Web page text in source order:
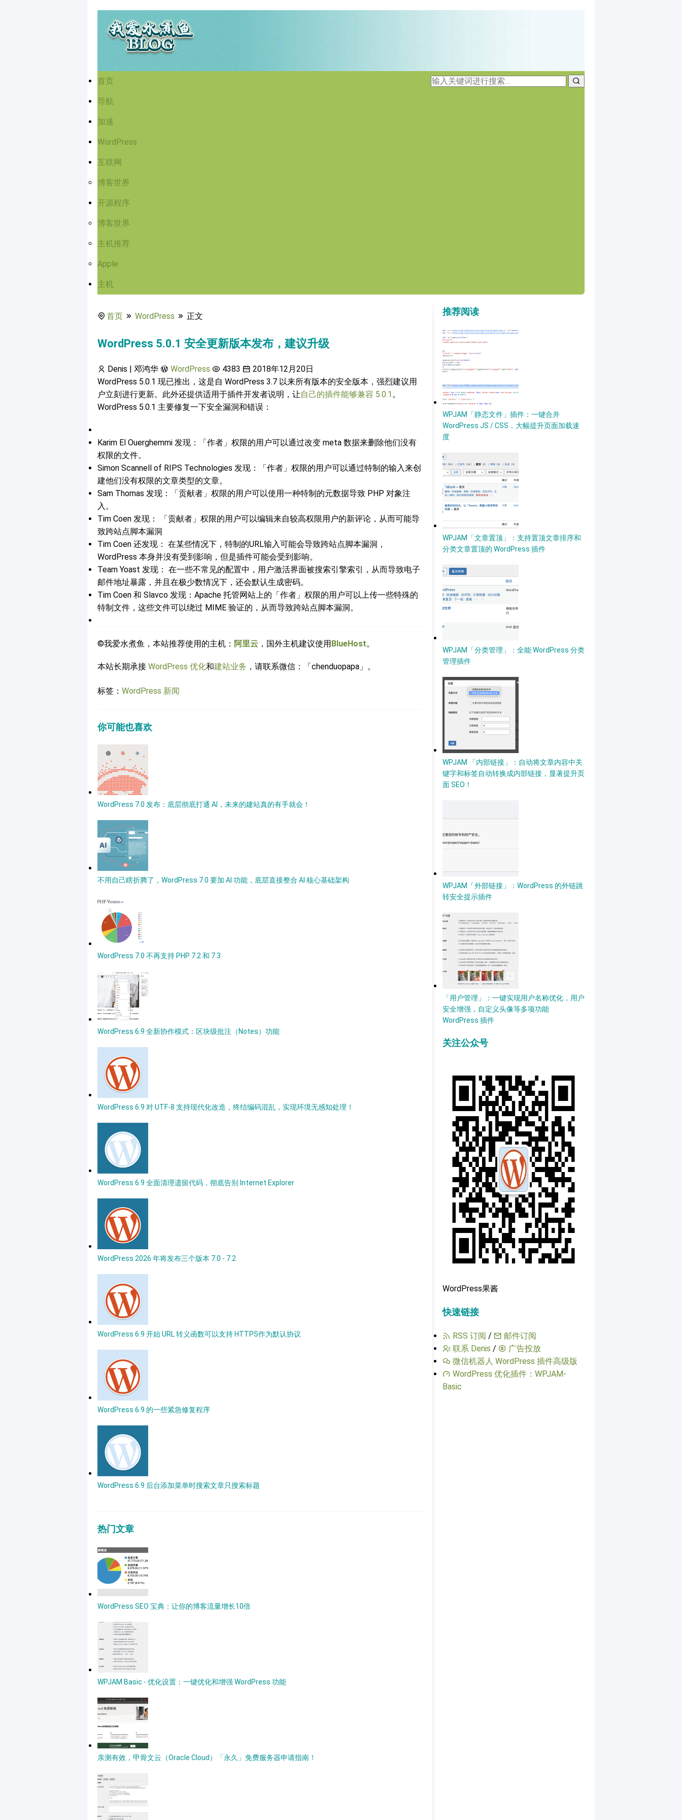
首页
导航
加速
WordPress
互联网
博客世界
开源程序
博客世界
主机推荐
Apple
主机
首页 WordPress 正文
WordPress 5.0.1 安全更新版本发布，建议升级
Denis | 邓鸿华 WordPress 4383
2018年12月20日
WordPress 5.0.1 现已推出，这是自 WordPress 3.7 以来所有版本的安全版本，强烈建议用
户立刻进行更新。此外还提供适用于插件开发者说明，让自己的插件能够兼容 5.0.1。
WordPress 5.0.1 主要修复一下安全漏洞和错误：
Karim El Ouerghemmi 发现：「作者」权限的用户可以通过改变 meta 数据来删除他们没有
权限的文件。
Simon Scannell of RIPS Technologies 发现：「作者」权限的用户可以通过特制的输入来创
建他们没有权限的文章类型的文章。
Sam Thomas 发现：「贡献者」权限的用户可以使用一种特制的元数据导致 PHP 对象注
入。
Tim Coen 发现： 「贡献者」权限的用户可以编辑来自较高权限用户的新评论，从而可能导
致跨站点脚本漏洞
Tim Coen 还发现： 在某些情况下，特制的URL输入可能会导致跨站点脚本漏洞，
WordPress 本身并没有受到影响，但是插件可能会受到影响。
Team Yoast 发现： 在一些不常见的配置中，用户激活界面被搜索引擎索引，从而导致电子
邮件地址暴露，并且在极少数情况下，还会默认生成密码。
Tim Coen 和 Slavco 发现：Apache 托管网站上的「作者」权限的用户可以上传一些特殊的
特制文件，这些文件可以绕过 MIME 验证的，从而导致跨站点脚本漏洞。
©我爱水煮鱼，本站推荐使用的主机： 阿里云 ，国外主机建议使用BlueHost。
本站长期承接 WordPress 优化和建站业务 ，请联系微信：「chenduopapa」。
标签： WordPress 新闻
你可能也喜欢
WordPress 7.0 发布：底层彻底打通 AI，未来的建站真的有手就会！
不用自己瞎折腾了，WordPress 7.0 要加 AI 功能，底层直接整合 AI 核心基础架构
WordPress 7.0 不再支持 PHP 7.2 和 7.3
WordPress 6.9 全新协作模式：区块级批注（Notes）功能
WordPress 6.9 对 UTF-8 支持现代化改造，终结编码混乱，实现环境无感知处理！
WordPress 6.9 全面清理遗留代码，彻底告别 Internet Explorer
WordPress 2026 年将发布三个版本 7.0 - 7.2
WordPress 6.9 开始 URL 转义函数可以支持 HTTPS作为默认协议
WordPress 6.9 的一些紧急修复程序
WordPress 6.9 后台添加菜单时搜索文章只搜索标题
热门文章
WordPress SEO 宝典：让你的博客流量增长10倍
WPJAM Basic - 优化设置：一键优化和增强 WordPress 功能
亲测有效，甲骨文云（Oracle Cloud）「永久」免费服务器申请指南！
推荐阅读
WPJAM「静态文件」插件：一键合并
WordPress JS / CSS，大幅提升页面加载速
度
WPJAM「文章置顶」：支持置顶文章排序和
分类文章置顶的 WordPress 插件
WPJAM「分类管理」：全能 WordPress 分类
管理插件
WPJAM 「内部链接」：自动将文章内容中关
键字和标签自动转换成内部链接，显著提升页
面 SEO！
WPJAM「外部链接」：WordPress 的外链跳
转安全提示插件
「用户管理」：一键实现用户名称优化，用户
安全增强，自定义头像等多项功能
WordPress 插件
关注公众号
WordPress果酱
快速链接
RSS 订阅 /
邮件订阅
联系 Denis /
广告投放
微信机器人 WordPress 插件高级版
WordPress 优化插件：WPJAM-
Basic